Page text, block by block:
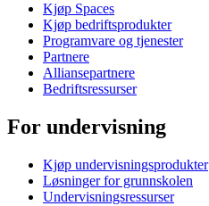
Kjøp Spaces
Kjøp bedriftsprodukter
Programvare og tjenester
Partnere
Alliansepartnere
Bedriftsressurser
For undervisning
Kjøp undervisningsprodukter
Løsninger for grunnskolen
Undervisningsressurser